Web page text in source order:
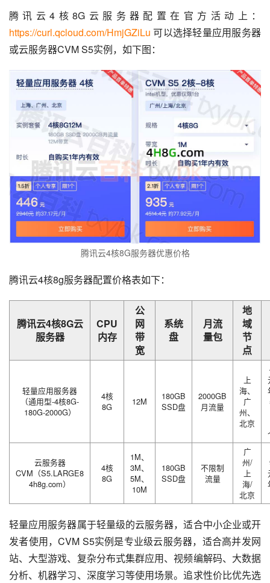
腾讯云4核8G云服务器配置在官方活动上：
https://curl.qcloud.com/HmjGZiLu 可以选择轻量应用服务器
或云服务器CVM S5实例，如下图：
腾讯云4核8G服务器优惠价格
腾讯云4核8g服务器配置价格表如下：
腾讯云4核8G云
服务器
CPU
内存
公
网
带
宽
系统
盘
月流
量包
地
域
节
点
轻量应用服务器
（通用型-4核8G-
180G-2000G）
4核
8G
12M
180GB
SSD盘
2000GB
月流量
上
海、
广
州、
北京
云服务器
CVM（S5.LARGE8
4h8g.com）
4核
8G
1M、
3M、
5M、
10M
180GB
SSD盘
不限制
流量
广
州/
上
海/
北京
轻量应用服务器属于轻量级的云服务器，适合中小企业或开
发者使用，CVM S5实例是专业级云服务器，适合高并发网
站、大型游戏、复杂分布式集群应用、视频编解码、大数据
分析、机器学习、深度学习等使用场景。追求性价比优先选